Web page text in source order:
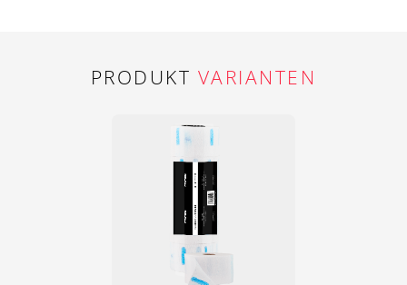
PRODUKT VARIANTEN